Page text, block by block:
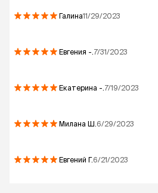
Галина11/29/2023
Евгения -. 7/31/2023
Екатерина -. 7/19/2023
Милана Ш. 6/29/2023
Евгений Г.6/21/2023